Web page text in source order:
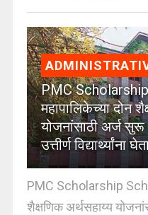
PMC
महापालिकेच्या दोन
योजनांसाठी अर्ज
उत्तीर्ण विद्यार्थ्यांना
PMC Scholarship
शैक्षणिक अर्थसहाय्य